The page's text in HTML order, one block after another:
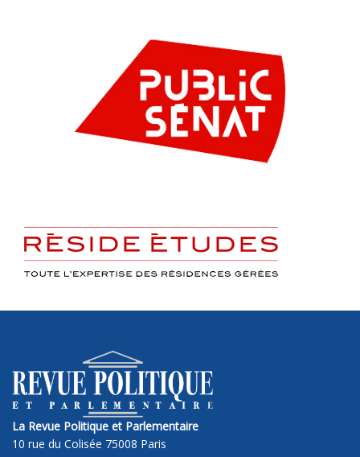
La Revue Politique et Parlementaire
10 rue du Colisée 75008 Paris